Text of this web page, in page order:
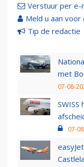
Verstuur per e-
Meld u aan
Tip de redactie
met
07-08-
07-